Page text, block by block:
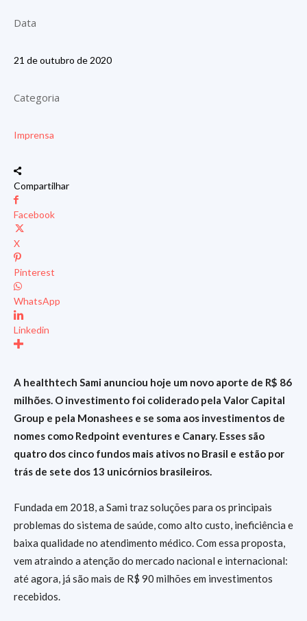
Data
21 de outubro de 2020
Categoria
Imprensa
Compartilhar
Facebook
X
Pinterest
WhatsApp
Linkedin
A healthtech Sami anunciou hoje um novo aporte de R$ 86
milhões. O investimento foi coliderado pela Valor Capital
Group e pela Monashees e se soma aos investimentos de
nomes como Redpoint eventures e Canary. Esses são
quatro dos cinco fundos mais ativos no Brasil e estão por
trás de sete dos 13 unicórnios brasileiros.
Fundada em 2018, a Sami traz soluções para os principais
problemas do sistema de saúde, como alto custo, ineficiência e
baixa qualidade no atendimento médico. Com essa proposta,
vem atraindo a atenção do mercado nacional e internacional:
até agora, já são mais de R$ 90 milhões em investimentos
recebidos.